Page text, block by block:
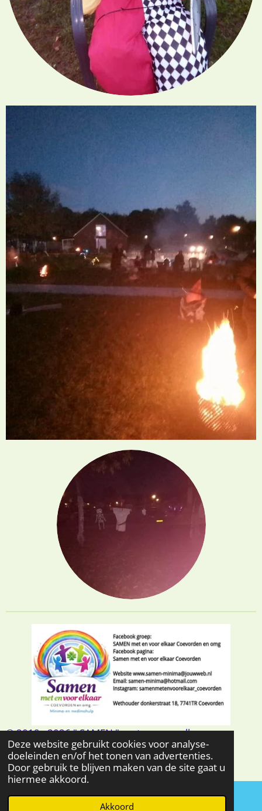
Deze website gebruikt cookies voor analyse-
doeleinden en/of het tonen van advertenties.
Door gebruik te blijven maken van de site gaat u
hiermee akkoord.
Akkoord
© 2019 - 2026 " SAMEN " met en voor elkaar
Coevorden en omg.
Powered byJouwWeb